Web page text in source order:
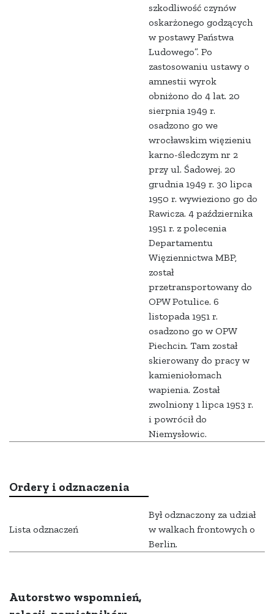
szkodliwość czynów
oskarżonego godzących
w postawy Państwa
Ludowego”. Po
zastosowaniu ustawy o
amnestii wyrok
obniżono do 4 lat. 20
sierpnia 1949 r.
osadzono go we
wrocławskim więzieniu
karno-śledczym nr 2
przy ul. Śadowej. 20
grudnia 1949 r. 30 lipca
1950 r. wywieziono go do
Rawicza. 4 października
1951 r. z polecenia
Departamentu
Więziennictwa MBP,
został
przetransportowany do
OPW Potulice. 6
listopada 1951 r.
osadzono go w OPW
Piechcin. Tam został
skierowany do pracy w
kamieniołomach
wapienia. Został
zwolniony 1 lipca 1953 r.
i powrócił do
Niemysłowic.
Ordery i odznaczenia
Lista odznaczeń
Był odznaczony za udział
w walkach frontowych o
Berlin.
Autorstwo wspomnień,